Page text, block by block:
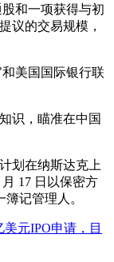
和一项获得与初
议的交易规模，
美国国际银行联
识，瞄准在中国
划在纳斯达克上
17 日以保密方
记管理人。
美元IPO申请，目